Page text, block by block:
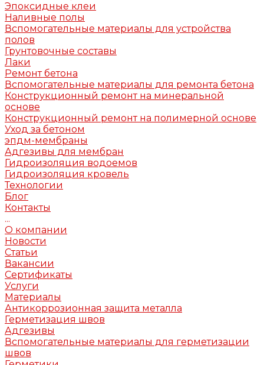
Эпоксидные клеи
Наливные полы
Вспомогательные материалы для устройства
полов
Грунтовочные составы
Лаки
Ремонт бетона
Вспомогательные материалы для ремонта бетона
Конструкционный ремонт на минеральной
основе
Конструкционный ремонт на полимерной основе
Уход за бетоном
эпдм-мембраны
Адгезивы для мембран
Гидроизоляция водоемов
Гидроизоляция кровель
Технологии
Блог
Контакты
...
О компании
Новости
Статьи
Вакансии
Сертификаты
Услуги
Материалы
Антикоррозионная защита металла
Герметизация швов
Адгезивы
Вспомогательные материалы для герметизации
швов